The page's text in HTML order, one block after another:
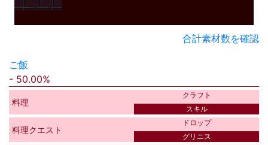
合計素材数を確認
ご飯
50.00%
料理
クラフト
スキル
料理クエスト
ドロップ
グリニス